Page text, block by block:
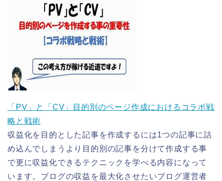
「PV」と「CV」目的別のページ作成におけるコラボ戦
略と戦術
収益化を目的とした記事を作成するには1つの記事に詰
め込んでしまうより目的別の記事を分けて作成する事
で更に収益化できるテクニックを学べる内容になって
います。ブログの収益を最大化させたいブログ運営者